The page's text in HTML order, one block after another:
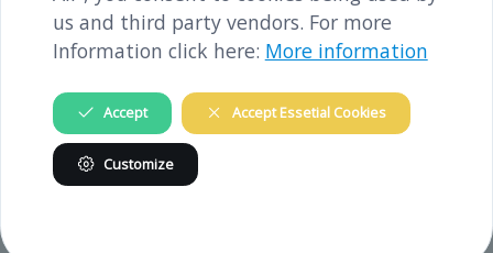
Schießstattweg.
VISITE GUIDATE
us and third party vendors. For more
Information click here: More information
Accept Accept Essetial Cookies
Customize